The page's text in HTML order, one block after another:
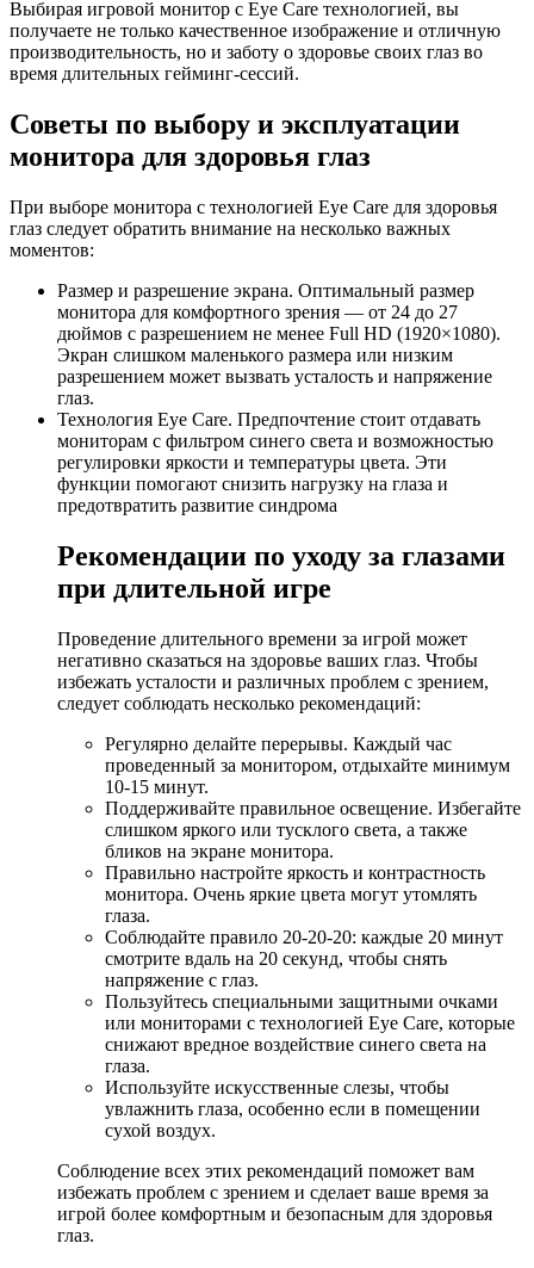
Выбирая игровой монитор с Eye Care технологией, вы
получаете не только качественное изображение и отличную
производительность, но и заботу о здоровье своих глаз во
время длительных гейминг-сессий.
Советы по выбору и эксплуатации
монитора для здоровья глаз
При выборе монитора с технологией Eye Care для здоровья
глаз следует обратить внимание на несколько важных
моментов:
Размер и разрешение экрана. Оптимальный размер
монитора для комфортного зрения — от 24 до 27
дюймов с разрешением не менее Full HD (1920×1080).
Экран слишком маленького размера или низким
разрешением может вызвать усталость и напряжение
глаз.
Технология Eye Care. Предпочтение стоит отдавать
мониторам с фильтром синего света и возможностью
регулировки яркости и температуры цвета. Эти
функции помогают снизить нагрузку на глаза и
предотвратить развитие синдрома
Рекомендации по уходу за глазами
при длительной игре
Проведение длительного времени за игрой может
негативно сказаться на здоровье ваших глаз. Чтобы
избежать усталости и различных проблем с зрением,
следует соблюдать несколько рекомендаций:
Регулярно делайте перерывы. Каждый час
проведенный за монитором, отдыхайте минимум
10-15 минут.
Поддерживайте правильное освещение. Избегайте
слишком яркого или тусклого света, а также
бликов на экране монитора.
Правильно настройте яркость и контрастность
монитора. Очень яркие цвета могут утомлять
глаза.
Соблюдайте правило 20-20-20: каждые 20 минут
смотрите вдаль на 20 секунд, чтобы снять
напряжение с глаз.
Пользуйтесь специальными защитными очками
или мониторами с технологией Eye Care, которые
снижают вредное воздействие синего света на
глаза.
Используйте искусственные слезы, чтобы
увлажнить глаза, особенно если в помещении
сухой воздух.
Соблюдение всех этих рекомендаций поможет вам
избежать проблем с зрением и сделает ваше время за
игрой более комфортным и безопасным для здоровья
глаз.